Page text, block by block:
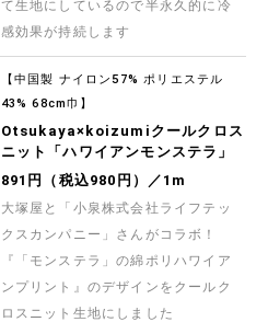
て生地にしているので半永久的に冷
感効果が持続します
【中国製 ナイロン57% ポリエステル
43% 68cm巾】
Otsukaya×koizumiクールクロス
ニット「ハワイアンモンステラ」
891円（税込980円）／1m
大塚屋と「小泉株式会社ライフテッ
クスカンパニー」さんがコラボ！
『「モンステラ」の綿ポリハワイア
ンプリント』のデザインをクールク
ロスニット生地にしました